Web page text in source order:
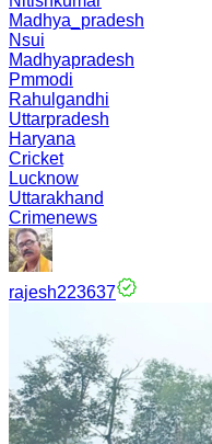
Madhya_pradesh
Nsui
Madhyapradesh
Pmmodi
Rahulgandhi
Uttarpradesh
Haryana
Cricket
Lucknow
Uttarakhand
Crimenews
rajesh223637